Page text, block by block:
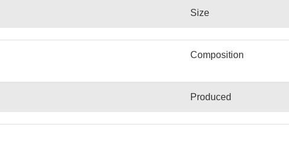
Size
Сomposition
Produced